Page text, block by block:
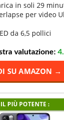
in soli 29
per video
da 6,5 pollici
valutazione:
SU AMAZON →
IL PIÙ POTENTE :